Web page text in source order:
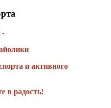
-
и активного
в радость!